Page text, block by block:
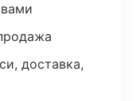
доставка,